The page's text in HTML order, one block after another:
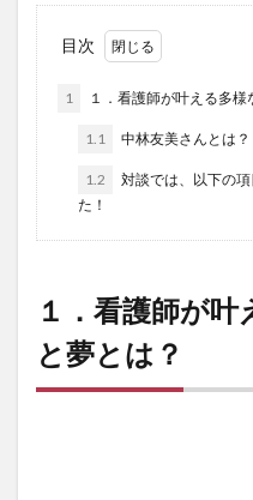
目次
1 １．看護師が叶える多様
1.1 中林友美さんとは？
1.2
対談では、以下の
た！
１． 看護師が叶
と夢とは？